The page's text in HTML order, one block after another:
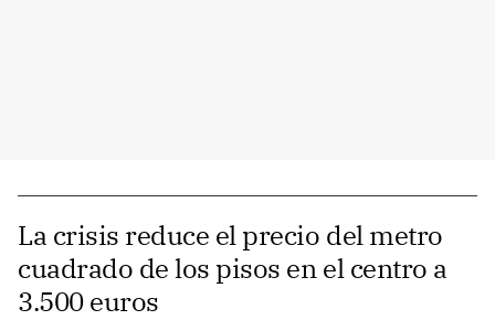
La crisis reduce el precio del metro
cuadrado de los pisos en el centro a
3.500 euros